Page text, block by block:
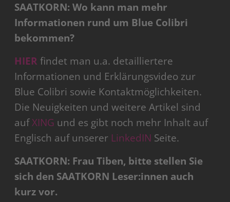
SAATKORN:Wo kann man mehr
Informationen rund um Blue Colibri
bekommen?
HIER findet man u.a. detailliertere
Informationen und Erklärungsvideo zur
Blue Colibri sowie Kontaktmöglichkeiten.
Die Neuigkeiten und weitere Artikel sind
aufXING und es gibt noch mehr Inhalt auf
Englisch auf unserer LinkedIN Seite.
SAATKORN: Frau Tiben, bitte stellen Sie
sich den SAATKORN Leser:innen auch
kurz vor.